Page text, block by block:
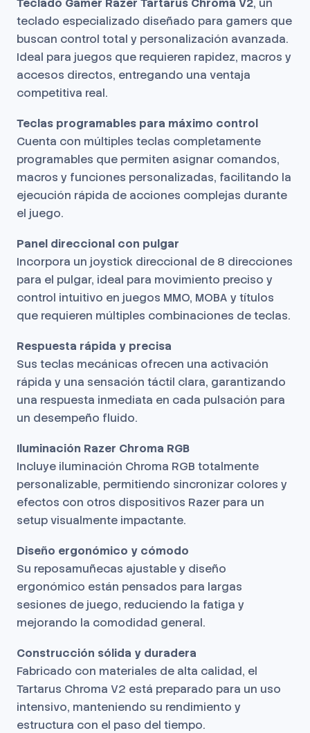
teclado especializado diseñado para gamers que
buscan control total y personalización avanzada.
Ideal para juegos que requieren rapidez, macros y
accesos directos, entregando una ventaja
competitiva real.
Teclas programables para máximo control
Cuenta con múltiples teclas completamente
programables que permiten asignar comandos,
macros y funciones personalizadas, facilitando la
ejecución rápida de acciones complejas durante
el juego.
Panel direccional con pulgar
Incorpora un joystick direccional de 8 direcciones
para el pulgar, ideal para movimiento preciso y
control intuitivo en juegos MMO, MOBA y títulos
que requieren múltiples combinaciones de teclas.
Respuesta rápida y precisa
Sus teclas mecánicas ofrecen una activación
rápida y una sensación táctil clara, garantizando
una respuesta inmediata en cada pulsación para
un desempeño fluido.
Iluminación Razer Chroma RGB
Incluye iluminación Chroma RGB totalmente
personalizable, permitiendo sincronizar colores y
efectos con otros dispositivos Razer para un
setup visualmente impactante.
Diseño ergonómico y cómodo
Su reposamuñecas ajustable y diseño
ergonómico están pensados para largas
sesiones de juego, reduciendo la fatiga y
mejorando la comodidad general.
Construcción sólida y duradera
Fabricado con materiales de alta calidad, el
Tartarus Chroma V2 está preparado para un uso
intensivo, manteniendo su rendimiento y
estructura con el paso del tiempo.